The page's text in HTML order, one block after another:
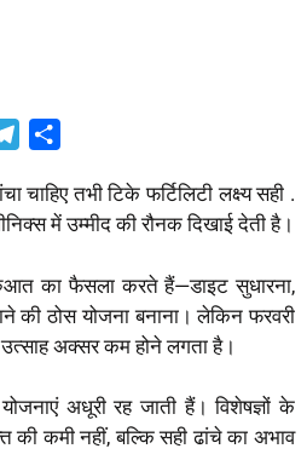
l
e
r
a
m
a
r
चाहिए तभी टिके फर्टिलिटी लक्ष्य सही .
में उम्मीद की रौनक दिखाई देती है।
का फैसला करते हैं—डाइट सुधारना,
की ठोस योजना बनाना। लेकिन फरवरी
अक्सर कम होने लगता है।
अधूरी रह जाती हैं। विशेषज्ञों के
की कमी नहीं, बल्कि सही ढांचे का अभाव